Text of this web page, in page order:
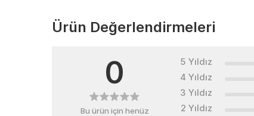
Ürün Değerlendirmeleri
0
Bu ürün için henüz
5 Yıldız
4 Yıldız
3 Yıldız
2 Yıldız